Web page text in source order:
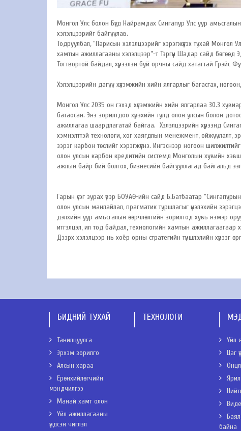
Монгол Улс болон Бүгд Найрамдах Сингапур Улс уур
хэлэлцээрийг байгуулав.
Тодруулбал, “Парисын хэлэлцээрийг хэрэгжүүлэх тухай
хамтын ажиллагааны хэлэлцээр”-т Тэргүүн Шадар сайд
Тогтвортой байдал, хүрээлэн буй орчны сайд хатагтай Грэйс
Хэлэлцээрийн дагуу хүлэмжийн хийн ялгарлыг багасгах,
Монгол Улс 2035 он гэхэд хүлэмжийн хийн ялгарлаа 30.3
батаосан. Энэ зорилтдоо хүрэхийн тулд олон улсын болон
ажиллагаа шаардлагатай байгаа. Хэлэлцээрийн хүрээнд
хэмнэлттэй технологи, хог хаягдлын менежмент, ойжуулалт,
зэрэг карбон төслийг хэрэгжүүлнэ. Ингэснээр ногоон
олон улсын карбон кредитийн системд Монголын хувийн
ажлын байр бий болгох, бизнесийн байгууллагад байгальд
Гарын үсэг зурах үеэр БОУАӨ-ийн сайд Б.Батбаатар
олон улсын манлайлал, прагматик туршлагыг үнэлэхийн
дэлхийн уур амьсгалын өөрчлөлтийн зорилтод хувь нэмэр
итгэлцэл, ил тод байдал, технологийн хамтын
Дээрх хэлэлцээр нь хоёр орны стратегийн түншлэлийн хүрээг
БИДНИЙ ТУХАЙ
Танилцуулга
Эрхэм зорилго
Алсын хараа
Ерөнхийлөгчийн
мэндчилгээ
Манай хамт олон
Үйл ажиллагааны
үндсэн чиглэл
ТЕХНОЛОГИ
Үйл
Цаг
байна